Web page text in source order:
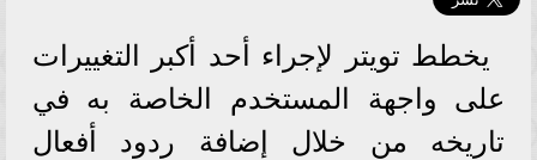
يخطط تويتر لإجراء أحد أكبر التغييرات
على واجهة المستخدم الخاصة به في
تاريخه من خلال إضافة ردود أفعال